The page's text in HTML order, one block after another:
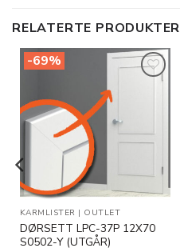
RELATERTE PRODUKTER
-69%
ønskeliste
KARMLISTER | OUTLET
DØRSETT LPC-37P 12X70
S0502-Y (UTGÅR)